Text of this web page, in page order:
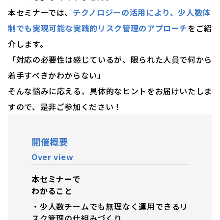
本セミナーでは、 テクノロジーの活用により、少人数体
制でも実現可能な実践的リスク管理のアプローチをご紹
介します。
「対応の必要性は感じているが、限られた人員で何から
着手すべきかわからない」
そんな悩みに応える、具体的なヒントをお届けいたしま
すので、是非ご参加ください！
開催概要
Over view
本セミナーで
わかること
・少人数チームでも無理なく運用できるリ